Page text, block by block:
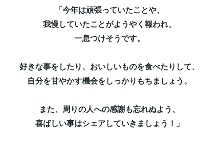
「今年は頑張っていたことや、
我慢していたことがようやく報われ、
一息つけそうです。
好きな事をしたり、おいしいものを食べたりして、
自分を甘やかす機会をしっかりもちましょう。
また、周りの人への感謝も忘れぬよう、
喜ばしい事はシェアしていきましょう！」